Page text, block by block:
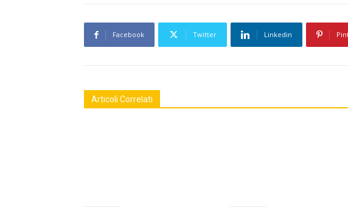
Facebook Twitter Linkedin
Articoli Correlati